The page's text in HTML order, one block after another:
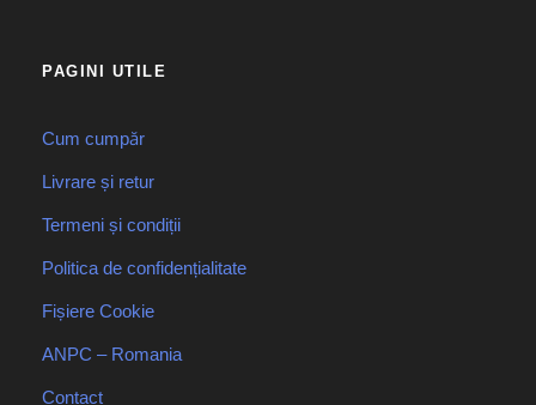
PAGINI UTILE
Cum cumpăr
Livrare și retur
Termeni și condiții
Politica de confidențialitate
Fișiere Cookie
ANPC – Romania
Contact